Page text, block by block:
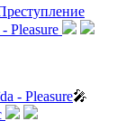
- Pleasure🎤